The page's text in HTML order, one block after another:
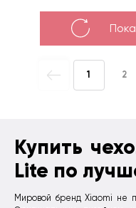
Купить
Lite по
Мировой бренд Xiaomi не
1 2